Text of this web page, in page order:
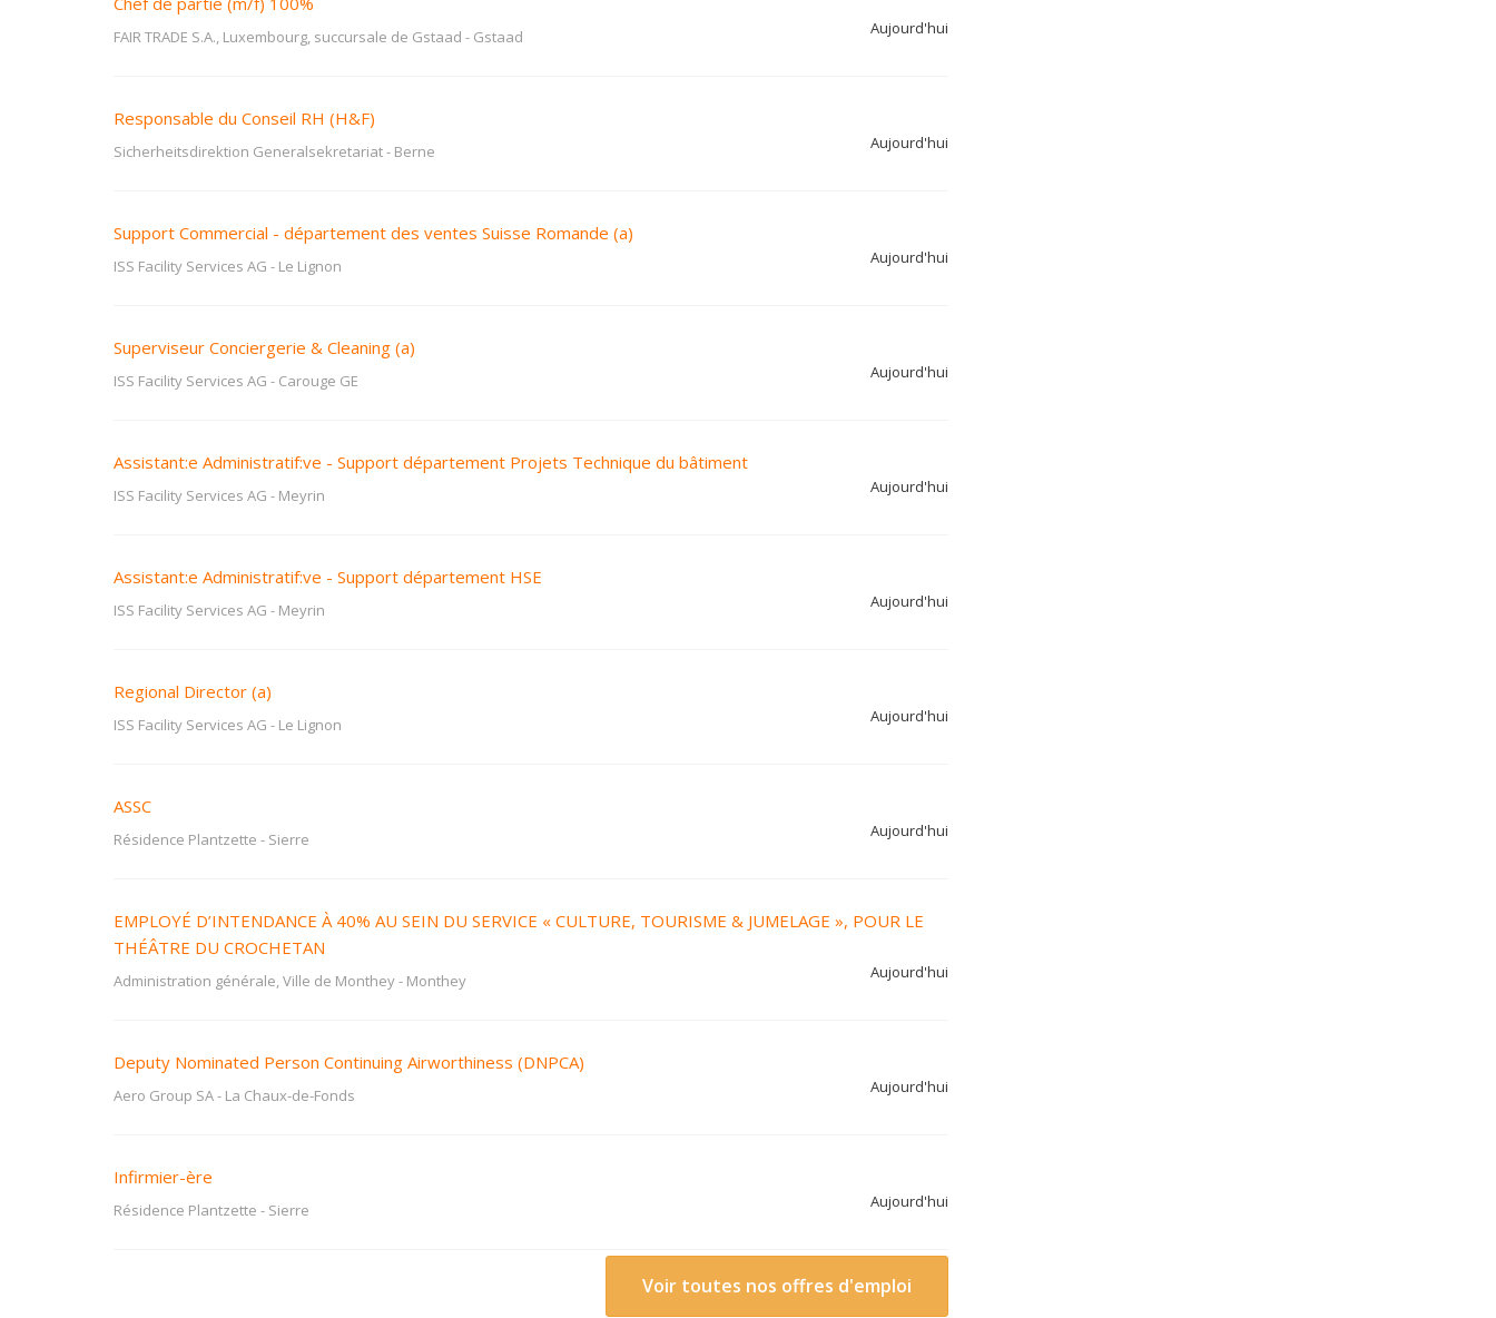
FAIR TRADE S.A., Luxembourg, succursale de Gstaad - Gstaad Aujourd'hui
Responsable du Conseil RH (H&F)
Sicherheitsdirektion Generalsekretariat- Berne Aujourd'hui
Support Commercial - département des ventes Suisse Romande (a)
ISS Facility Services AG - Le Lignon Aujourd'hui
Superviseur Conciergerie & Cleaning (a)
ISS Facility Services AG - Carouge GE Aujourd'hui
Assistant:e Administratif:ve - Support département Projets Technique du bâtiment
ISS Facility Services AG - Meyrin Aujourd'hui
Assistant:e Administratif:ve - Support département HSE
ISS Facility Services AG - Meyrin Aujourd'hui
Regional Director (a)
ISS Facility Services AG - Le Lignon Aujourd'hui
ASSC
Résidence Plantzette - Sierre Aujourd'hui
EMPLOYÉ D’INTENDANCE À 40% AU SEIN DU SERVICE « CULTURE, TOURISME & JUMELAGE », POUR LE
THÉÂTRE DU CROCHETAN
Administration générale, Ville de Monthey- Monthey Aujourd'hui
Deputy Nominated Person Continuing Airworthiness (DNPCA)
Aero Group SA- La Chaux-de-Fonds Aujourd'hui
Infirmier-ère
Résidence Plantzette - Sierre Aujourd'hui
Voir toutes nos offres d'emploi